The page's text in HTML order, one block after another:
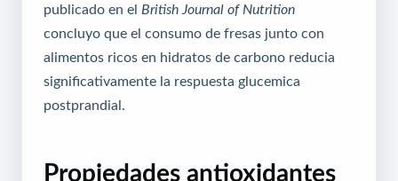
publicado en el British Journal of Nutrition
concluyo que el consumo de fresas junto con
alimentos ricos en hidratos de carbono reducia
significativamente la respuesta glucemica
postprandial.
Propiedades antioxidantes